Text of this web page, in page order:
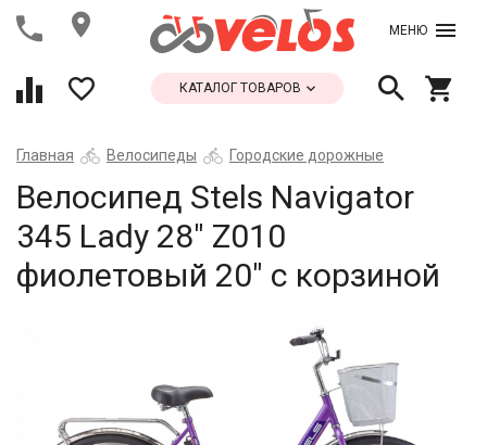
МЕНЮ
КАТАЛОГ ТОВАРОВ
Главная Велосипеды Городские дорожные
Велосипед Stels Navigator
345 Lady 28" Z010
фиолетовый 20" с корзиной